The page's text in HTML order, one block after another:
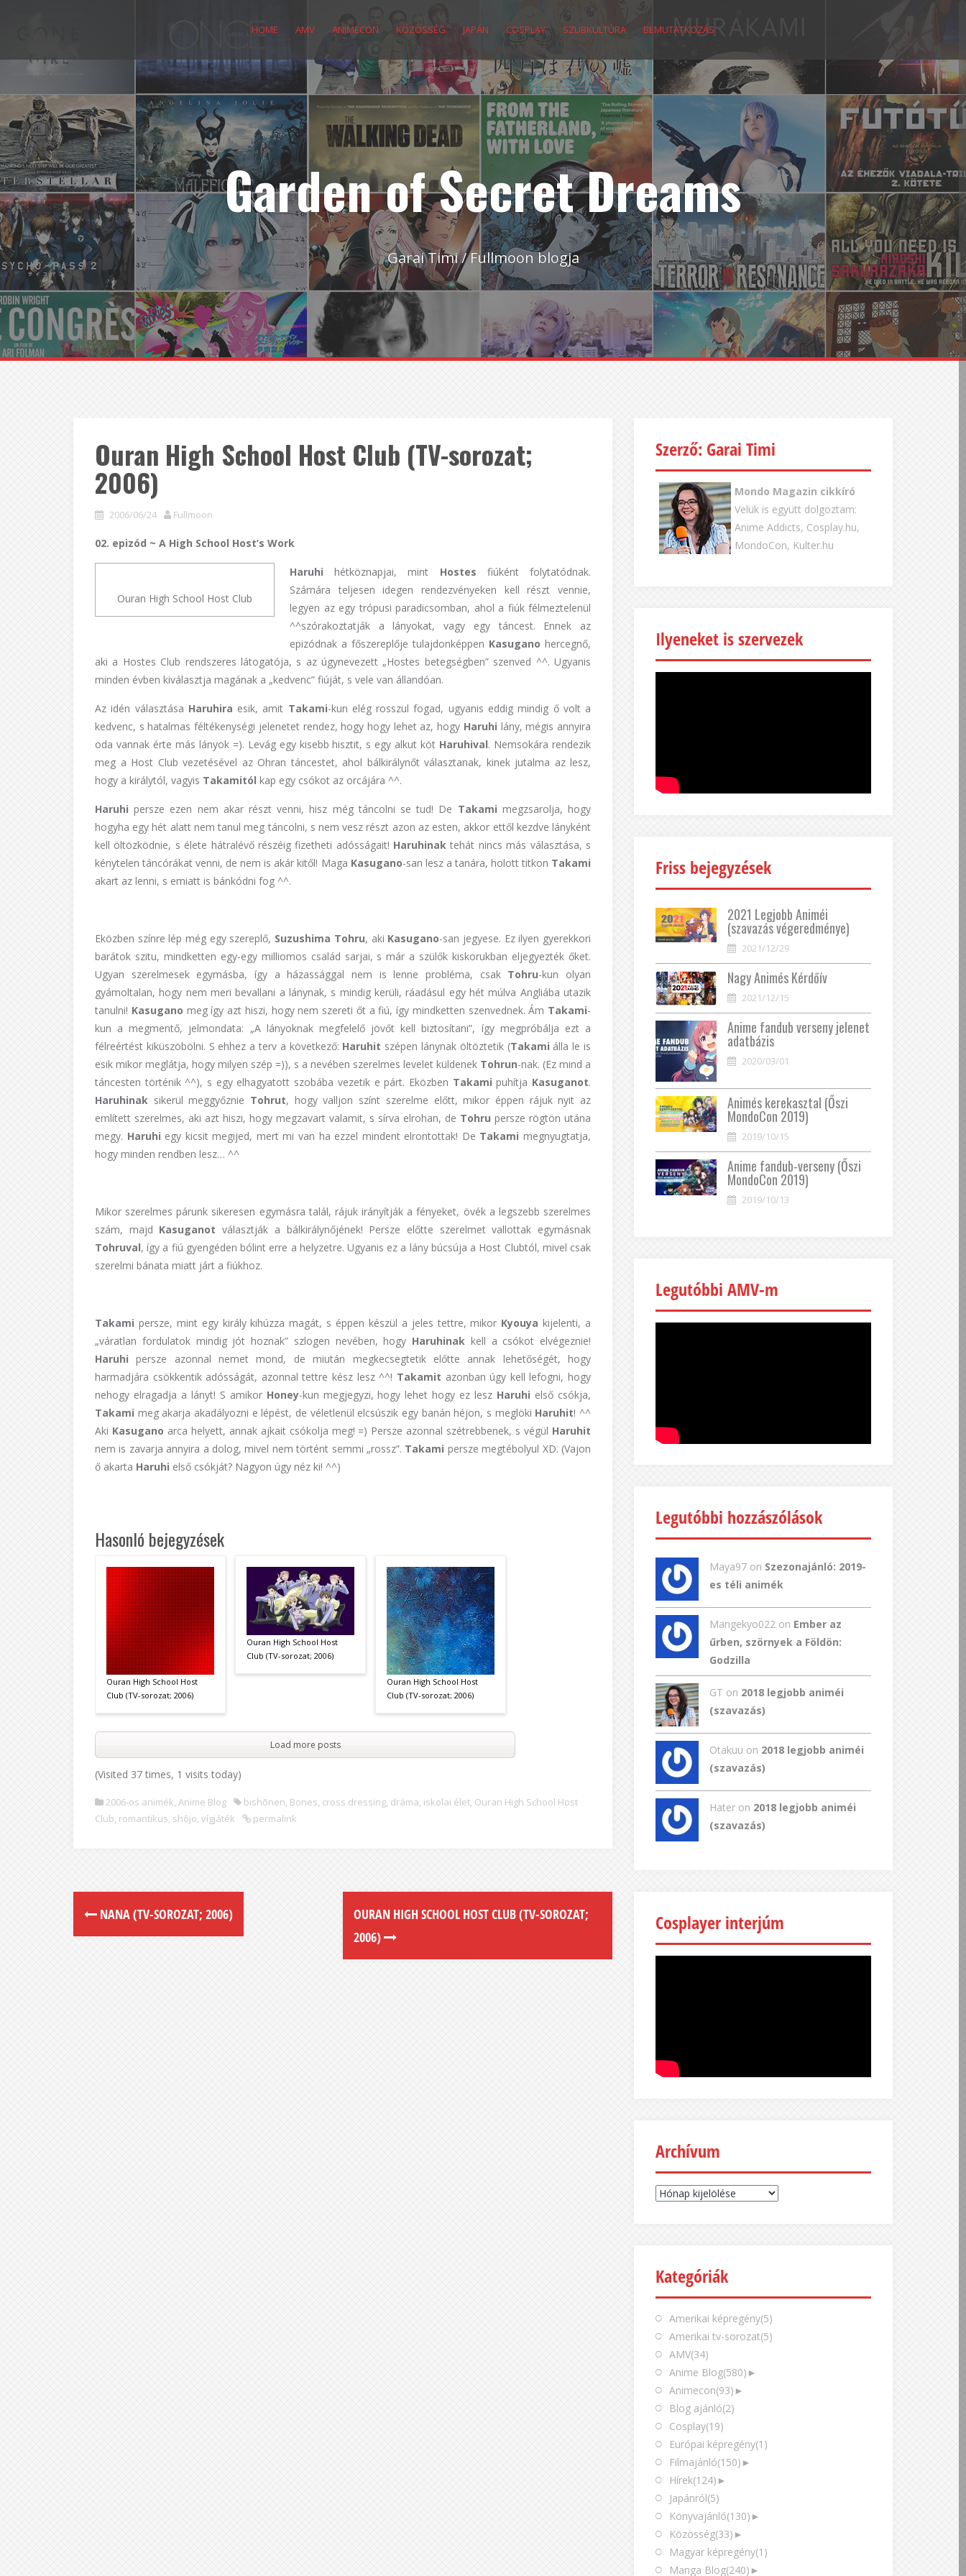
HOME AMV ANIMECON KÖZÖSSÉG JAPÁN COSPLAY SZUBKULTÚRA BEMUTATKOZÁS
Garden of Secret Dreams
Garai Timi / Fullmoon blogja
Ouran High School Host Club (TV-sorozat;
2006)
2006/06/24 Fullmoon
02. epizód ~ A High School Host’s Work
Ouran High School Host Club
Haruhihétköznapjai, mint Hostes fiúként folytatódnak.
Számára teljesen idegen rendezvényeken kell részt vennie,
legyen az egy trópusi paradicsomban, ahol a fiúk félmeztelenül
^^szórakoztatják a lányokat, vagy egy táncest. Ennek az
epizódnak a főszereplője tulajdonképpen Kasugano hercegnő,
aki a Hostes Club rendszeres látogatója, s az úgynevezett „Hostes betegségben” szenved ^^. Ugyanis
minden évben kiválasztja magának a „kedvenc” fiúját, s vele van állandóan.
Az idén választása Haruhira esik, amit Takami-kun elég rosszul fogad, ugyanis eddig mindig ő volt a
kedvenc, s hatalmas féltékenységi jelenetet rendez, hogy hogy lehet az, hogy Haruhi lány, mégis annyira
oda vannak érte más lányok =). Levág egy kisebb hisztit, s egy alkut köt Haruhival. Nemsokára rendezik
meg a Host Club vezetésével az Ohran táncestet, ahol bálkirálynőt választanak, kinek jutalma az lesz,
hogy a királytól, vagyis Takamitól kap egy csókot az orcájára ^^.
Haruhipersze ezen nem akar részt venni, hisz még táncolni se tud! De Takami megzsarolja, hogy
hogyha egy hét alatt nem tanul meg táncolni, s nem vesz részt azon az esten, akkor ettől kezdve lányként
kell öltözködnie, s élete hátralévő részéig fizetheti adósságait! Haruhinaktehát nincs más választása, s
kénytelen táncórákat venni, de nem is akár kitől! Maga Kasugano-san lesz a tanára, holott titkon Takami
akart az lenni, s emiatt is bánkódni fog ^^.
Eközben színre lép még egy szereplő, Suzushima Tohru, aki Kasugano-san jegyese. Ez ilyen gyerekkori
barátok szitu, mindketten egy-egy milliomos család sarjai, s már a szülők kiskorukban eljegyezték őket.
Ugyan szerelmesek egymásba, így a házassággal nem is lenne probléma, csak Tohru-kun olyan
gyámoltalan, hogy nem meri bevallani a lánynak, s mindig kerüli, ráadásul egy hét múlva Angliába utazik
tanulni! Kasugano meg így azt hiszi, hogy nem szereti őt a fiú, így mindketten szenvednek. Ám Takami-
kun a megmentő, jelmondata: „A lányoknak megfelelő jövőt kell biztosítani”, így megpróbálja ezt a
félreértést kiküszöbölni. S ehhez a terv a következő: Haruhit szépen lánynak öltöztetik (Takami álla le is
esik mikor meglátja, hogy milyen szép =)), s a nevében szerelmes levelet küldenek Tohrun-nak. (Ez mind a
táncesten történik ^^), s egy elhagyatott szobába vezetik e párt. Eközben Takamipuhítja Kasuganot.
Haruhinak sikerül meggyőznie Tohrut, hogy valljon színt szerelme előtt, mikor éppen rájuk nyit az
említett szerelmes, aki azt hiszi, hogy megzavart valamit, s sírva elrohan, de Tohru persze rögtön utána
megy. Haruhi egy kicsit megijed, mert mi van ha ezzel mindent elrontottak! De Takami megnyugtatja,
hogy minden rendben lesz… ^^
Mikor szerelmes párunk sikeresen egymásra talál, rájuk irányítják a fényeket, övék a legszebb szerelmes
szám, majd Kasuganotválasztják a bálkirálynőjének! Persze előtte szerelmet vallottak egymásnak
Tohruval, így a fiú gyengéden bólint erre a helyzetre. Ugyanis ez a lány búcsúja a Host Clubtól, mivel csak
szerelmi bánata miatt járt a fiúkhoz.
Takami persze, mint egy király kihúzza magát, s éppen készül a jeles tettre, mikor Kyouyakijelenti, a
„váratlan fordulatok mindig jót hoznak” szlogen nevében, hogy Haruhinak kell a csókot elvégeznie!
Haruhipersze azonnal nemet mond, de miután megkecsegtetik előtte annak lehetőségét, hogy
harmadjára csökkentik adósságát, azonnal tettre kész lesz ^^! Takamit azonban úgy kell lefogni, hogy
nehogy elragadja a lányt! S amikor Honey-kun megjegyzi, hogy lehet hogy ez lesz Haruhi első csókja,
Takami meg akarja akadályozni e lépést, de véletlenül elcsúszik egy banán héjon, s meglöki Haruhit! ^^
Aki Kasugano arca helyett, annak ajkait csókolja meg! =) Persze azonnal szétrebbenek, s végül Haruhit
nem is zavarja annyira a dolog, mivel nem történt semmi „rossz”. Takami persze megtébolyul XD. (Vajon
ő akarta Haruhi első csókját? Nagyon úgy néz ki! ^^)
Hasonló bejegyzések
Ouran High School Host
Club (TV-sorozat; 2006)
Ouran High School Host
Club (TV-sorozat; 2006)
Ouran High School Host
Club (TV-sorozat; 2006)
Load more posts
(Visited 37 times, 1 visits today)
2006-os animék, Anime Blog bishōnen, Bones, cross dressing, dráma, iskolai élet, Ouran High School Host
Club, romantikus, shōjo, vígjáték permalink
NANA (TV-SOROZAT; 2006)
OURAN HIGH SCHOOL HOST CLUB (TV-SOROZAT;
2006)
Szerző: Garai Timi
Mondo Magazin cikkíró
Velük is együtt dolgoztam:
Anime Addicts, Cosplay.hu,
MondoCon, Kulter.hu
Ilyeneket is szervezek
Friss bejegyzések
2021 Legjobb Animéi
(szavazás végeredménye)
2021/12/29
Nagy Animés Kérdőív
2021/12/15
Anime fandub verseny jelenet
adatbázis
2020/03/01
Animés kerekasztal (Őszi
MondoCon 2019)
2019/10/15
Anime fandub-verseny (Őszi
MondoCon 2019)
2019/10/13
Legutóbbi AMV-m
Legutóbbi hozzászólások
Maya97 on Szezonajánló: 2019-
es téli animék
Mangekyo022 on Ember az
űrben, szörnyek a Földön:
Godzilla
GT on 2018 legjobb animéi
(szavazás)
Otakuu on 2018 legjobb animéi
(szavazás)
Hater on 2018 legjobb animéi
(szavazás)
Cosplayer interjúm
Archívum
Archívum
Kategóriák
Amerikai képregény(5)
Amerikai tv-sorozat(5)
AMV(34)
Anime Blog(580) ►
Animecon(93) ►
Blog ajánló(2)
Cosplay(19)
Európai képregény(1)
Filmajánló(150) ►
Hírek(124) ►
Japánról(5)
Könyvajánló(130) ►
Közösség(33) ►
Magyar képregény(1)
Manga Blog(240) ►